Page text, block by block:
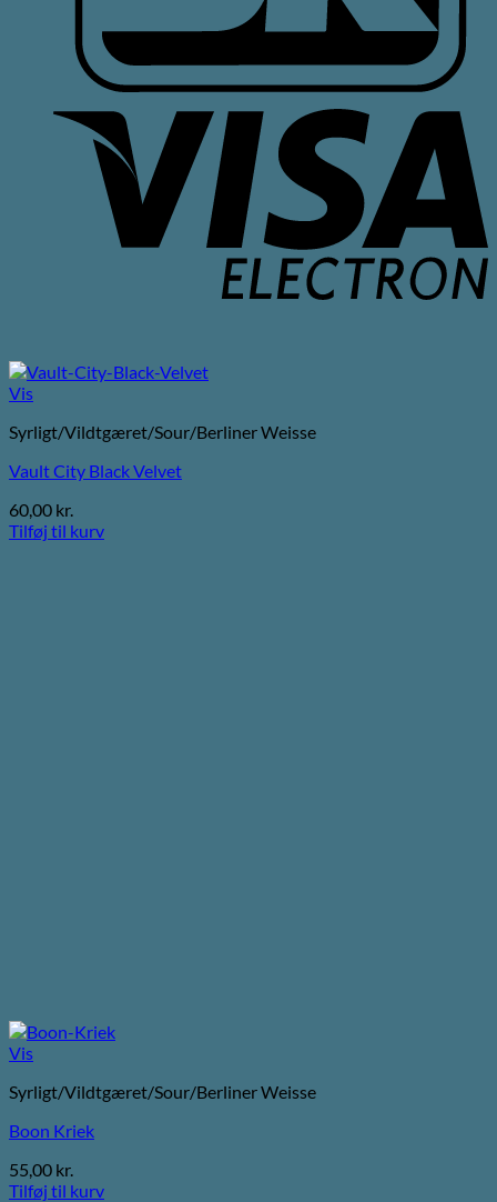
Vis
Syrligt/Vildtgæret/Sour/Berliner Weisse
Vault City Black Velvet
60,00 kr.
Tilføj til kurv
Vis
Syrligt/Vildtgæret/Sour/Berliner Weisse
Boon Kriek
55,00 kr.
Tilføj til kurv